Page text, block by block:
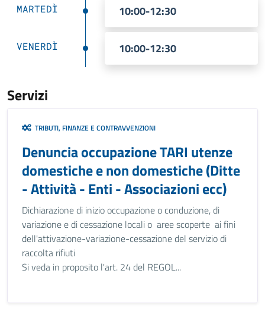
MARTEDÌ 10:00-12:30
VENERDÌ 10:00-12:30
Servizi
TRIBUTI, FINANZE E CONTRAVVENZIONI
Denuncia occupazione TARI utenze
domestiche e non domestiche (Ditte
- Attività - Enti - Associazioni ecc)
Dichiarazione di inizio occupazione o conduzione, di
variazione e di cessazione locali o aree scoperte ai fini
dell'attivazione-variazione-cessazione del servizio di
raccolta rifiuti
Si veda in proposito l'art. 24 del REGOL...